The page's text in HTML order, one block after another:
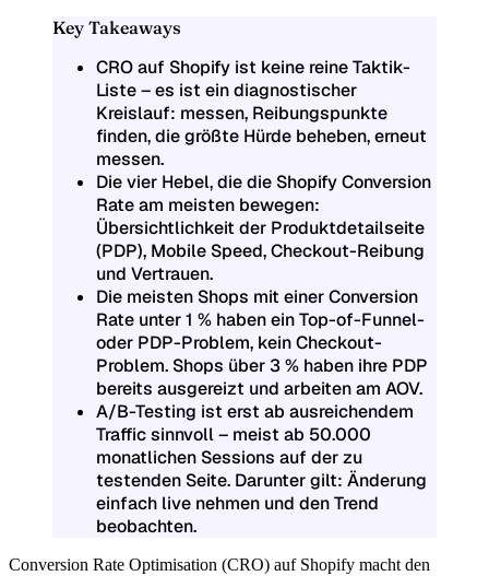
Key Takeaways
CRO auf Shopify ist keine reine Taktik-
Liste – es ist ein diagnostischer
Kreislauf: messen, Reibungspunkte
finden, die größte Hürde beheben, erneut
messen.
Die vier Hebel, die die Shopify Conversion
Rate am meisten bewegen:
Übersichtlichkeit der Produktdetailseite
(PDP), Mobile Speed, Checkout-Reibung
und Vertrauen.
Die meisten Shops mit einer Conversion
Rate unter 1 % haben ein Top-of-Funnel-
oder PDP-Problem, kein Checkout-
Problem. Shops über 3 % haben ihre PDP
bereits ausgereizt und arbeiten am AOV.
A/B-Testing ist erst ab ausreichendem
Traffic sinnvoll – meist ab 50.000
monatlichen Sessions auf der zu
testenden Seite. Darunter gilt: Änderung
einfach live nehmen und den Trend
beobachten.
Conversion Rate Optimisation (CRO) auf Shopify macht den